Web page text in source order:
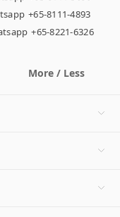
+65-8111-4893
+65-8221-6326
More / Less